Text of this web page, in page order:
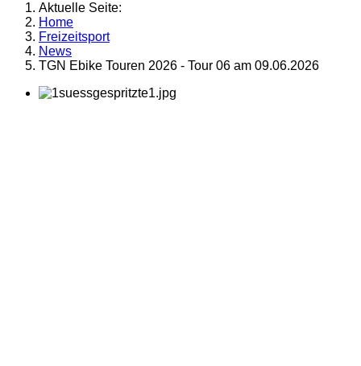
Aktuelle Seite:
Home
Freizeitsport
News
TGN Ebike Touren 2026 - Tour 06 am 09.06.2026